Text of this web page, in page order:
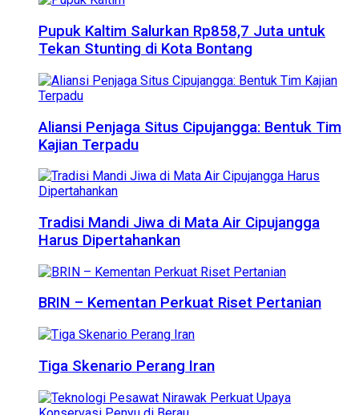
Pupuk Kaltim Salurkan Rp858,7 Juta untuk
Tekan Stunting di Kota Bontang
Aliansi Penjaga Situs Cipujangga: Bentuk Tim
Kajian Terpadu
Tradisi Mandi Jiwa di Mata Air Cipujangga
Harus Dipertahankan
BRIN – Kementan Perkuat Riset Pertanian
Tiga Skenario Perang Iran